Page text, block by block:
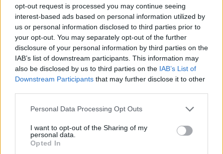
opt-out request is processed you may continue seeing
interest-based ads based on personal information utilized by
us or personal information disclosed to third parties prior to
your opt-out. You may separately opt-out of the further
disclosure of your personal information by third parties on the
IAB’s list of downstream participants. This information may
also be disclosed by us to third parties on the IAB’s List of
Downstream Participants that may further disclose it to other
Please note that this website/app uses one or more Google
not limited to your visit or usage behaviour. You may click to
grant or deny consent to Google and its third-party tags to
use your data for below specified purposes in below Google
Personal Data Processing Opt Outs
I want to opt-out of the Sharing of my
personal data.
Opted In
SPRAWDŹ
Często sprawdzane
Odmiana:tych stajenatych stajni
Warianty:uwiarygodniaćczyuwiarygadniać?
Na Litwieczyw Litwie?Na Litwęczydo Litwy
Ciekawostki